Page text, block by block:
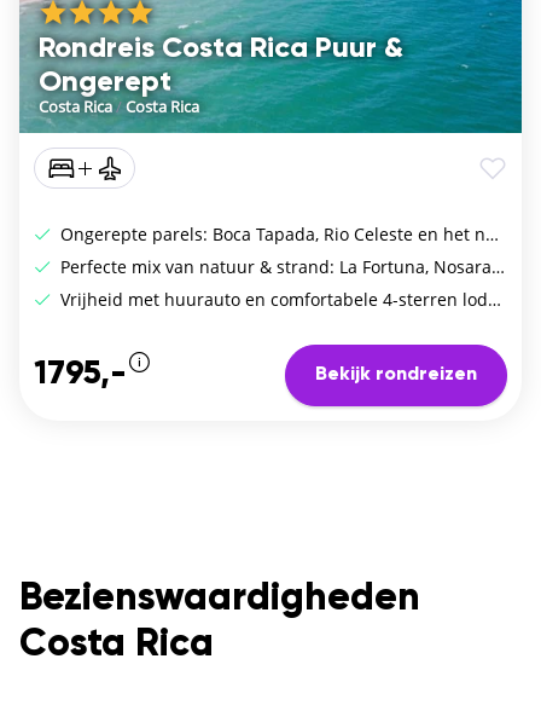
Rondreis Costa Rica Puur &
Ongerept
Costa Rica/Costa Rica
Ongerepte parels: Boca Tapada, Rio Celeste en het nevelwoud
Perfecte mix van natuur & strand: La Fortuna, Nosara en de Pacifische kust
Vrijheid met huurauto en comfortabele 4-sterren lodges & hotels
1795,- Bekijk rondreizen
Bezienswaardigheden
Costa Rica